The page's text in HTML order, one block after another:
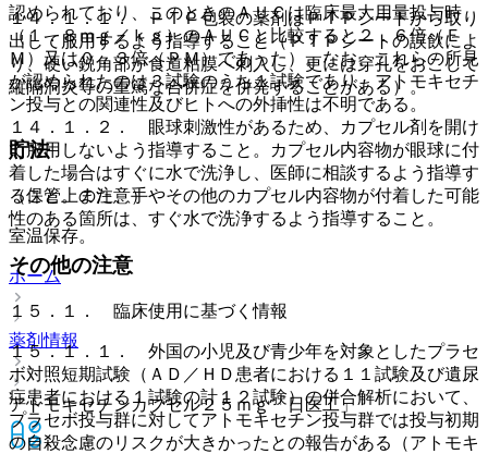
認められており、このときのＡＵＣは臨床最大用量投与時
（１．８ｍｇ／ｋｇ）のＡＵＣと比較すると２．６倍（Ｅ
Ｍ）又は０．３倍（ＰＭ）であった）。なお、これらの所見
が認められたのは３試験のうち１試験であり、アトモキセチ
ン投与との関連性及びヒトへの外挿性は不明である。
貯法
（保管上の注意）
室温保存。
ホーム
薬剤情報
アトモキセチンカプセル２５ｍｇ「日医工」
１４．１．１． ＰＴＰ包装の薬剤はＰＴＰシートから取り
出して服用するよう指導すること（ＰＴＰシートの誤飲によ
り、硬い鋭角部が食道粘膜へ刺入し、更には穿孔をおこして
縦隔洞炎等の重篤な合併症を併発することがある）。
１４．１．２． 眼球刺激性があるため、カプセル剤を開け
て服用しないよう指導すること。カプセル内容物が眼球に付
着した場合はすぐに水で洗浄し、医師に相談するよう指導す
ること。また、手やその他のカプセル内容物が付着した可能
性のある箇所は、すぐ水で洗浄するよう指導すること。
その他の注意
１５．１． 臨床使用に基づく情報
１５．１．１． 外国の小児及び青少年を対象としたプラセ
ボ対照短期試験（ＡＤ／ＨＤ患者における１１試験及び遺尿
症患者における１試験の計１２試験）の併合解析において、
プラセボ投与群に対してアトモキセチン投与群では投与初期
の自殺念慮のリスクが大きかったとの報告がある（アトモキ